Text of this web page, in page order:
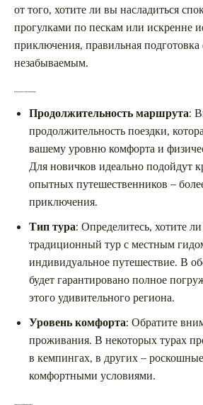
от того, хотите ли вы насладиться
прогулками по пескам или искренне
приключения, правильная
незабываемым.
Выбор тура: на что обратить внимание
Продолжительность маршрута:
продолжительность поездки,
вашему уровню комфорта и
Для новичков идеально подойдут
опытных путешественников –
приключения.
Тип тура: Определитесь, хотите
традиционный тур с местным
индивидуальное путешествие. В
будет гарантировано полное
этого удивительного региона.
Уровень комфорта: Обратите
проживания. В некоторых турах
в кемпингах, в других –
комфортными условиями.